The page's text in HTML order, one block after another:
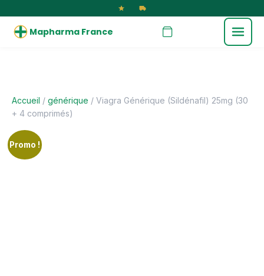
Mapharma France
Accueil / générique / Viagra Générique (Sildénafil) 25mg (30
+ 4 comprimés)
Promo !